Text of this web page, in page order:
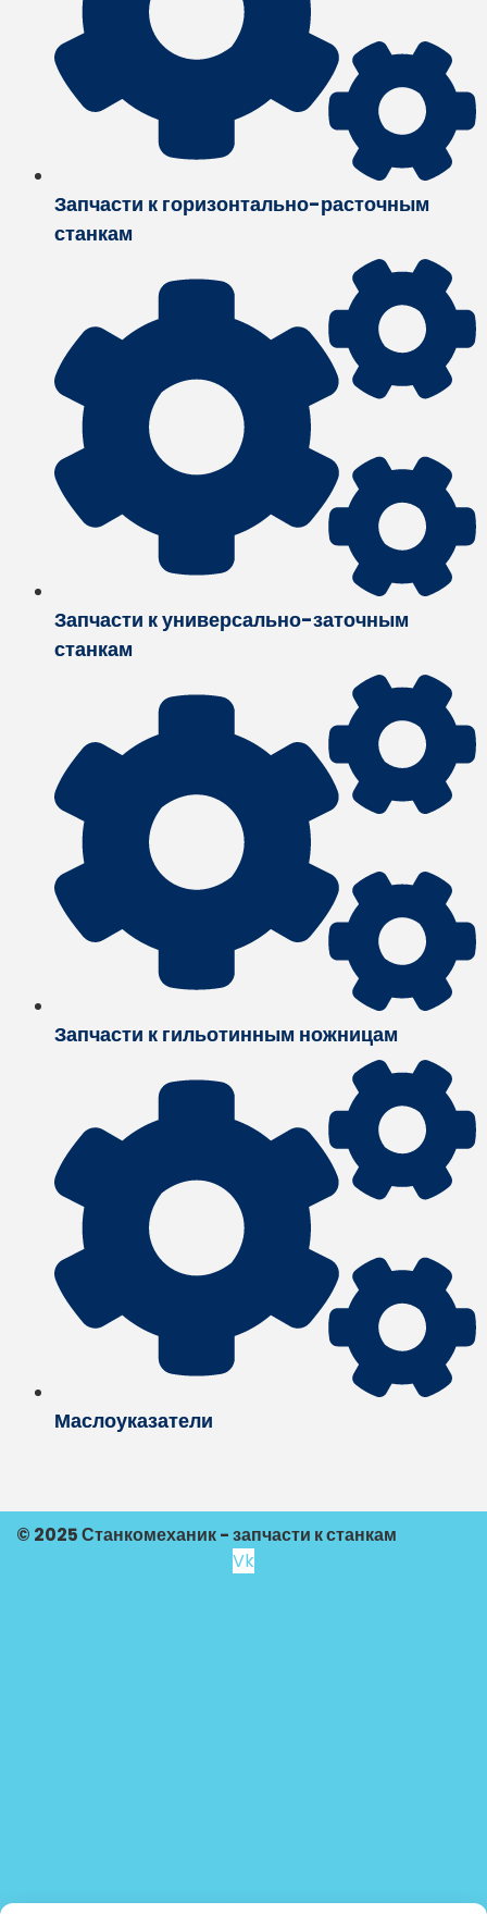
Запчасти к горизонтально-расточным
станкам
Запчасти к универсально-заточным
станкам
Запчасти к гильотинным ножницам
Маслоуказатели
© 2025 Станкомеханик - запчасти к станкам
Vk